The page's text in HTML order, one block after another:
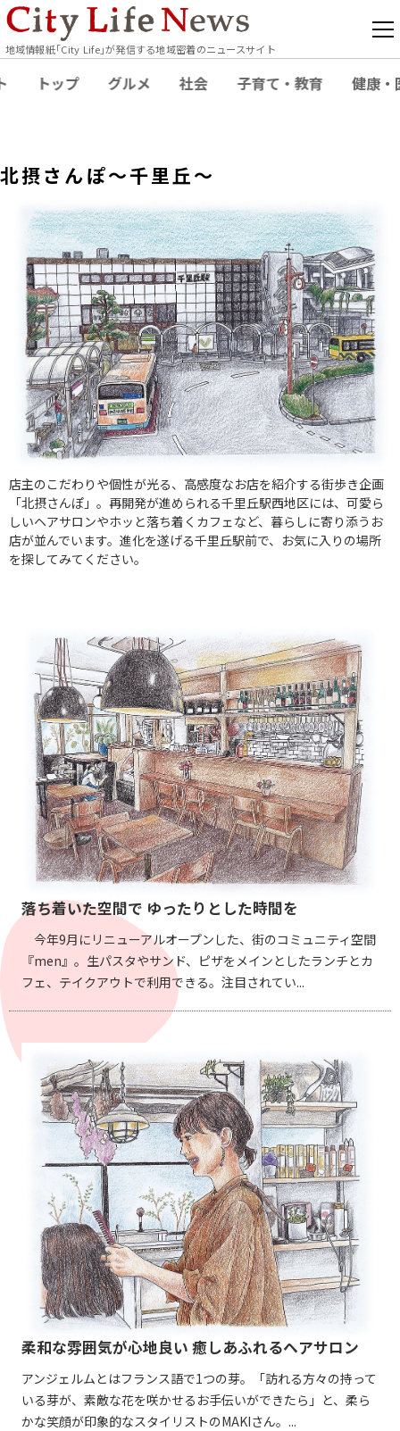
地域情報紙｢City Life｣が発信する地域密着のニュースサイト
トップ グルメ 社会 子育て・教育 健康・
北摂さんぽ～千里丘～
店主のこだわりや個性が光る、高感度なお店を紹介する街歩き企画
「北摂さんぽ」。再開発が進められる千里丘駅西地区には、可愛ら
しいヘアサロンやホッと落ち着くカフェなど、暮らしに寄り添うお
店が並んでいます。進化を遂げる千里丘駅前で、お気に入りの場所
を探してみてください。
落ち着いた空間で ゆったりとした時間を
今年9月にリニューアルオープンした、街のコミュニティ空間
『men』。生パスタやサンド、ピザをメインとしたランチとカ
フェ、テイクアウトで利用できる。注目されてい...
柔和な雰囲気が心地良い 癒しあふれるヘアサロン
アンジェルムとはフランス語で1つの芽。「訪れる方々の持って
いる芽が、素敵な花を咲かせるお手伝いができたら」と、柔ら
かな笑顔が印象的なスタイリストのMAKIさん。...